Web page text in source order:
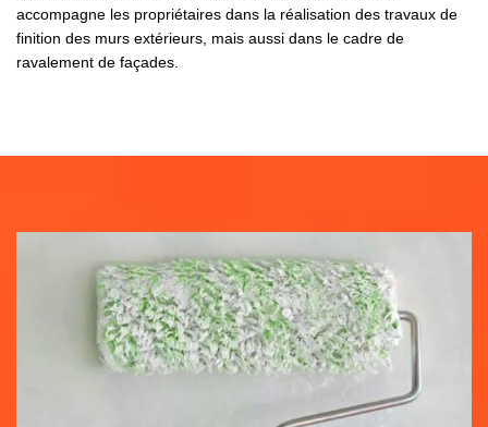
accompagne les propriétaires dans la réalisation des travaux de
finition des murs extérieurs, mais aussi dans le cadre de
ravalement de façades.